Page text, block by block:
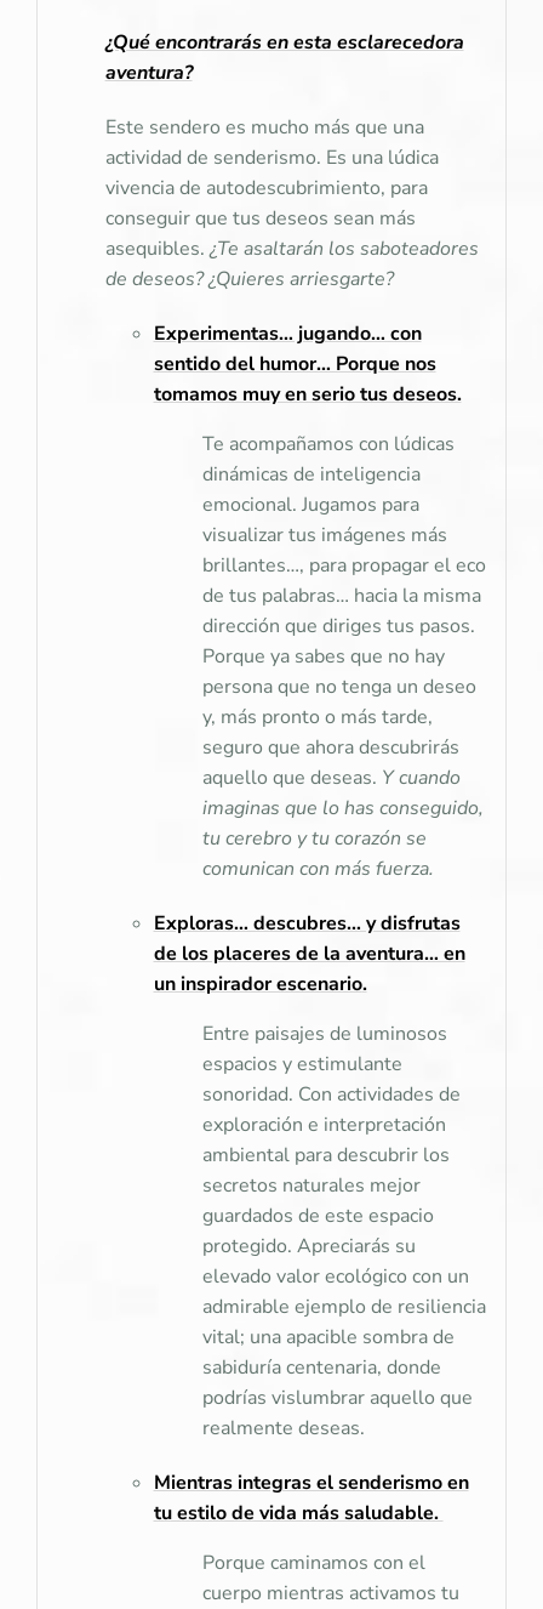
¿Qué encontrarás en esta esclarecedora
aventura?
Este sendero es mucho más que una
actividad de senderismo. Es una lúdica
vivencia de autodescubrimiento, para
conseguir que tus deseos sean más
asequibles.¿Te asaltarán los saboteadores
de deseos? ¿Quieres arriesgarte?
Experimentas… jugando… con
sentido del humor… Porque nos
tomamos muy en serio tus deseos.
Te acompañamos con lúdicas
dinámicas de inteligencia
emocional. Jugamos para
visualizar tus imágenes más
brillantes…, para propagar el eco
de tus palabras… hacia la misma
dirección que diriges tus pasos.
Porque ya sabes que no hay
persona que no tenga un deseo
y, más pronto o más tarde,
seguro que ahora descubrirás
aquello que deseas. Y cuando
imaginas que lo has conseguido,
tu cerebro y tu corazón se
comunican con más fuerza.
Exploras… descubres… y disfrutas
de los placeres de la aventura… en
un inspirador escenario.
Entre paisajes de luminosos
espacios y estimulante
sonoridad. Con actividades de
exploración e interpretación
ambiental para descubrir los
secretos naturales mejor
guardados de este espacio
protegido. Apreciarás su
elevado valor ecológico con un
admirable ejemplo de resiliencia
vital; una apacible sombra de
sabiduría centenaria, donde
podrías vislumbrar aquello que
realmente deseas.
Mientras integras el senderismo en
tu estilo de vida más saludable.
Porque caminamos con el
cuerpo mientras activamos tu